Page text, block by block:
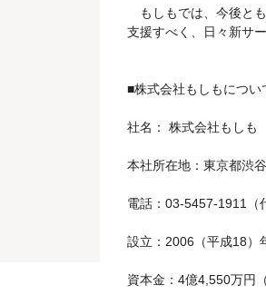
もしもでは、今後と
支援すべく、日々新サ
■株式会社もしもについ
社名： 株式会社もしも
本社所在地：東京都渋
電話：03-5457-1911（
設立：2006（平成18）
資本金：4億4,550万円